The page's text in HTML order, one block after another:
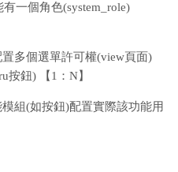
一個角色(system_role)
多個選單許可權(view頁面)
按鈕) 【1：N】
組(如按鈕)配置實際該功能用